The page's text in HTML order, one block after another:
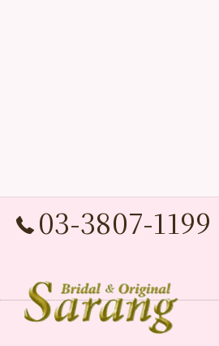
03-3807-1199